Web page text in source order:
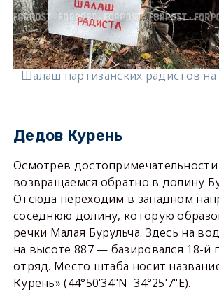
Шалаш партизанских радистов на
Дедов Курень
Осмотрев
возвращаемся обратно в долину
Отсюда переходим в западном
соседнюю долину, которую
речки Малая Бурульча. Здесь на
на высоте 887 — базировался 18-й
отряд. Место штаба носит
Курень» (44°50'34"N 34°25'7"E).